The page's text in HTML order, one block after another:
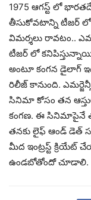
1975 ఆగస్ట్ లో
తీసుకోవటాన్ని టీజర్ లో
విమర్శలు రావటం..
టీజర్ లో
అంటూ కంగన డైలాగ్
రిలీజ్ కానుంది.
సినిమా కోసం తన
కంగణ. ఈ సినిమాపైనే
తనకు లైఫ్ ఆండ్ డెత్
మీద ఇంట్రస్ట్
ఉండబోతోందో చూడాలి.